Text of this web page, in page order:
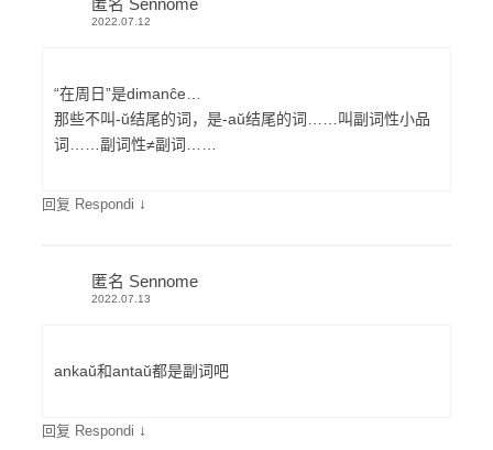
匿名 Sennome
2022.07.12
“在周日”是dimanĉe…
那些不叫-ŭ结尾的词，是-aŭ结尾的词……叫副词性小品
词……副词性≠副词……
回复 Respondi ↓
匿名 Sennome
2022.07.13
ankaŭ和antaŭ都是副词吧
回复 Respondi ↓